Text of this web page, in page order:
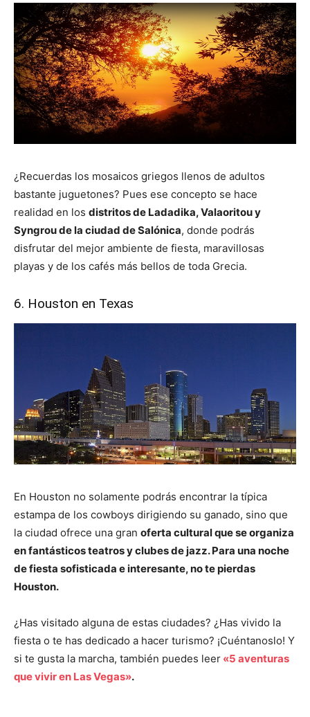
¿Recuerdas los mosaicos griegos llenos de adultos
bastante juguetones? Pues ese concepto se hace
realidad en los distritos de Ladadika, Valaoritou y
Syngrou de la ciudad de Salónica, donde podrás
disfrutar del mejor ambiente de fiesta, maravillosas
playas y de los cafés más bellos de toda Grecia.
6. Houston en Texas
En Houston no solamente podrás encontrar la típica
estampa de los cowboys dirigiendo su ganado, sino que
la ciudad ofrece una gran oferta cultural que se organiza
en fantásticos teatros y clubes de jazz. Para una noche
de fiesta sofisticada e interesante, no te pierdas
Houston.
¿Has visitado alguna de estas ciudades? ¿Has vivido la
fiesta o te has dedicado a hacer turismo? ¡Cuéntanoslo! Y
si te gusta la marcha, también puedes leer «5 aventuras
que vivir en Las Vegas».